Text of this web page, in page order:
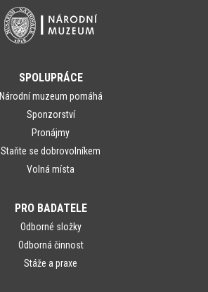
SPOLUPRÁCE
Národní muzeum pomáhá
Sponzorství
Pronájmy
Staňte se dobrovolníkem
Volná místa
PRO BADATELE
Odborné složky
Odborná činnost
Stáže a praxe